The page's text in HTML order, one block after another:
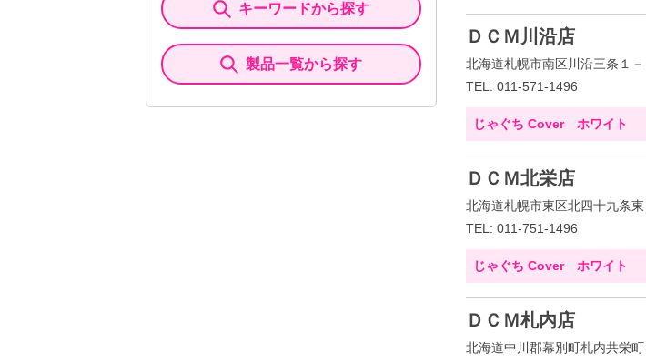
キーワードから探す
製品一覧から探す
ＤＣＭ川沿店
北海道札幌市南区川沿三条１－
TEL: 011-571-1496
じゃぐち Cover ホワイト
ＤＣＭ北栄店
北海道札幌市東区北四十九条東
TEL: 011-751-1496
じゃぐち Cover ホワイト
ＤＣＭ札内店
北海道中川郡幕別町札内共栄町